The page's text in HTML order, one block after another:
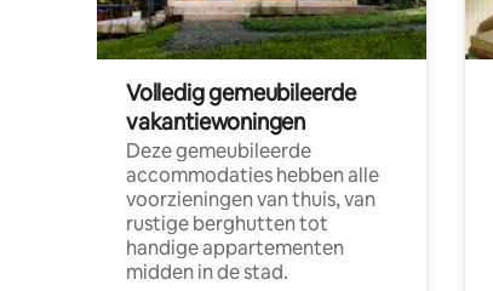
Volledig gemeubileerde
vakantiewoningen
Deze gemeubileerde
accommodaties hebben alle
voorzieningen van thuis, van
rustige berghutten tot
handige appartementen
midden in de stad.